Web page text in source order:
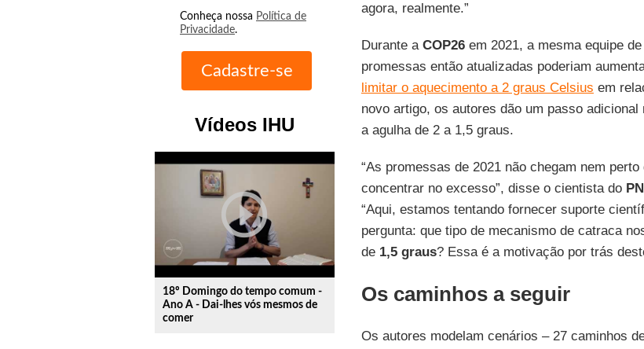
Conheça nossa Política de
Privacidade.
Vídeos IHU
play_circle_outline
18º Domingo do tempo comum -
Ano A - Dai-lhes vós mesmos de
comer
agora, realmente.”
Durante a COP26em 2021, a mesma equipe
promessas então atualizadas poderiam
limitar o aquecimento a 2 graus Celsius em
novo artigo, os autores dão um passo
a agulha de 2 a 1,5 graus.
“As promessas de 2021 não chegam nem
concentrar no excesso”, disse o cientista do
“Aqui, estamos tentando fornecer suporte
pergunta: que tipo de mecanismo de catraca
de 1,5 graus? Essa é a motivação por trás
Os caminhos a seguir
Os autores modelam cenários – 27 caminhos